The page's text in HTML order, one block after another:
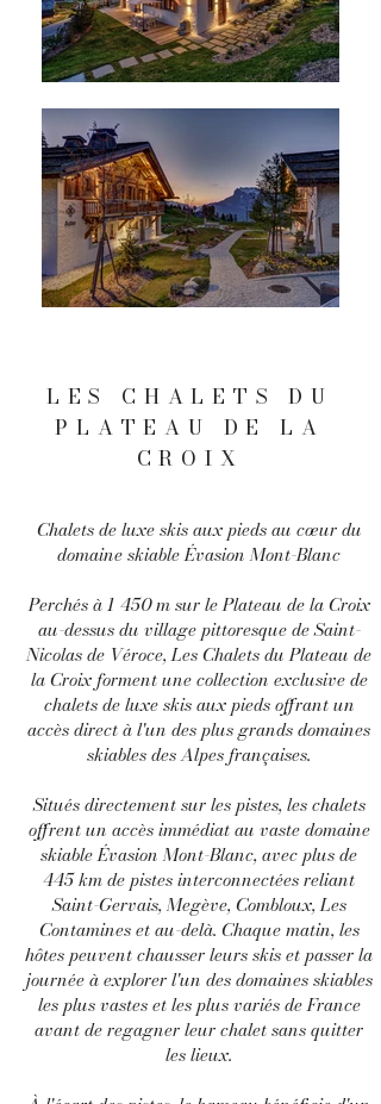
LES CHALETS DU
PLATEAU DE LA
CROIX
Chalets de luxe skis aux pieds au cœur du
domaine skiable Évasion Mont-Blanc
Perchés à 1 450 m sur le Plateau de la Croix
au-dessus du village pittoresque de Saint-
Nicolas de Véroce, Les Chalets du Plateau de
la Croix forment une collection exclusive de
chalets de luxe skis aux pieds offrant un
accès direct à l'un des plus grands domaines
skiables des Alpes françaises.
Situés directement sur les pistes, les chalets
offrent un accès immédiat au vaste domaine
skiable Évasion Mont-Blanc, avec plus de
445 km de pistes interconnectées reliant
Saint-Gervais, Megève, Combloux, Les
Contamines et au-delà. Chaque matin, les
hôtes peuvent chausser leurs skis et passer la
journée à explorer l'un des domaines skiables
les plus vastes et les plus variés de France
avant de regagner leur chalet sans quitter
les lieux.